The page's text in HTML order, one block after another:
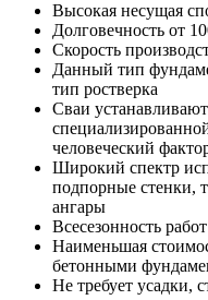
Высокая несущая
Долговечность от
Скорость
Данный тип
тип ростверка
Сваи
человеческий
Широкий спектр
подпорные стенки,
ангары
Всесезонность работ
Наименьшая
бетонными
Не требует усадки,